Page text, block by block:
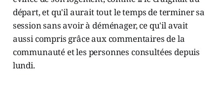
départ, et qu'il aurait tout le temps de terminer sa
session sans avoir à déménager, ce qu'il avait
aussi compris grâce aux commentaires de la
communauté et les personnes consultées depuis
lundi.